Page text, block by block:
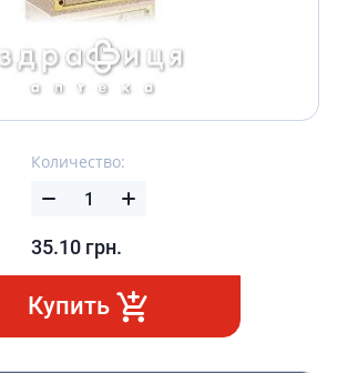
Количество:
35.10 грн.
Купить